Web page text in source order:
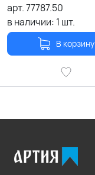
арт.77787.50
в наличии: 1 шт.
В корзину